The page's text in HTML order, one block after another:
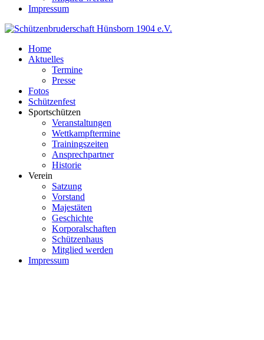
Impressum
Home
Aktuelles
Termine
Presse
Fotos
Schützenfest
Sportschützen
Veranstaltungen
Wettkampftermine
Trainingszeiten
Ansprechpartner
Historie
Verein
Satzung
Vorstand
Majestäten
Geschichte
Korporalschaften
Schützenhaus
Mitglied werden
Impressum